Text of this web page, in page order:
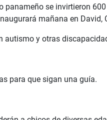
panameño se invirtieron
mañana en David,
autismo y otras
para que sigan una guía.